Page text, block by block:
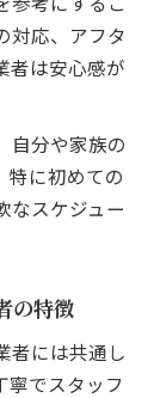
対応、アフタ
者は安心感が
自分や家族の
特に初めての
なスケジュー
の特徴
者には共通し
寧でスタッフ